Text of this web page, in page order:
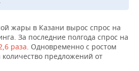
жары в Казани вырос спрос на
За последние полгода спрос на
раза. Одновременно с ростом
предложений от